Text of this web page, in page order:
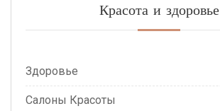
Красота и здоровье
Здоровье
Салоны Красоты